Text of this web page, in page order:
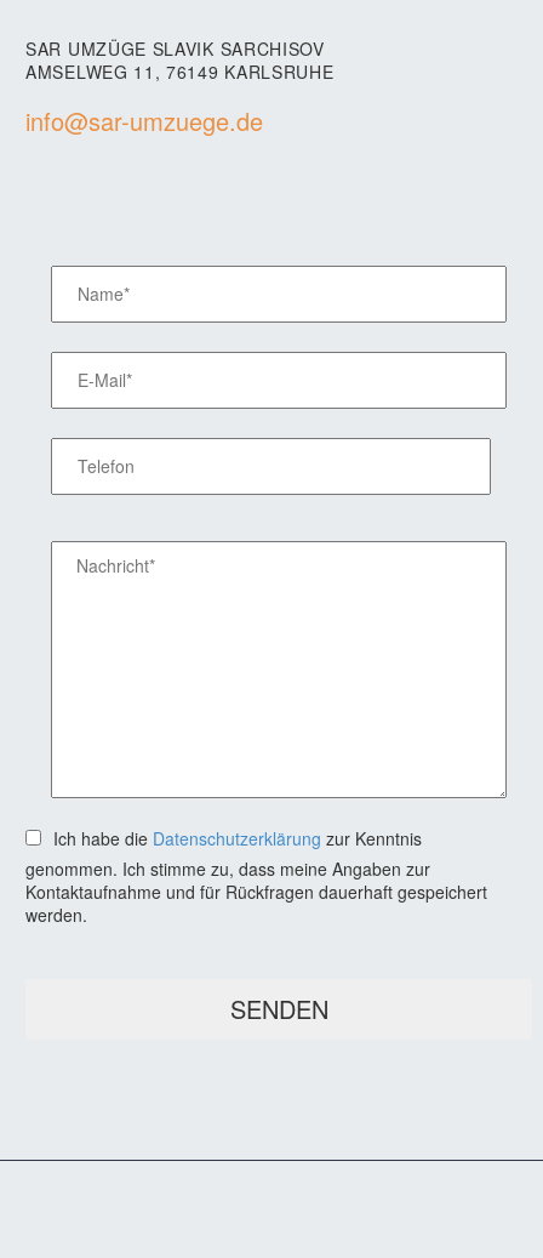
SAR UMZÜGE SLAVIK SARCHISOV
AMSELWEG 11, 76149 KARLSRUHE
info@sar-umzuege.de
Ich habe die Datenschutzerklärung zur Kenntnis
genommen. Ich stimme zu, dass meine Angaben zur
Kontaktaufnahme und für Rückfragen dauerhaft gespeichert
werden.